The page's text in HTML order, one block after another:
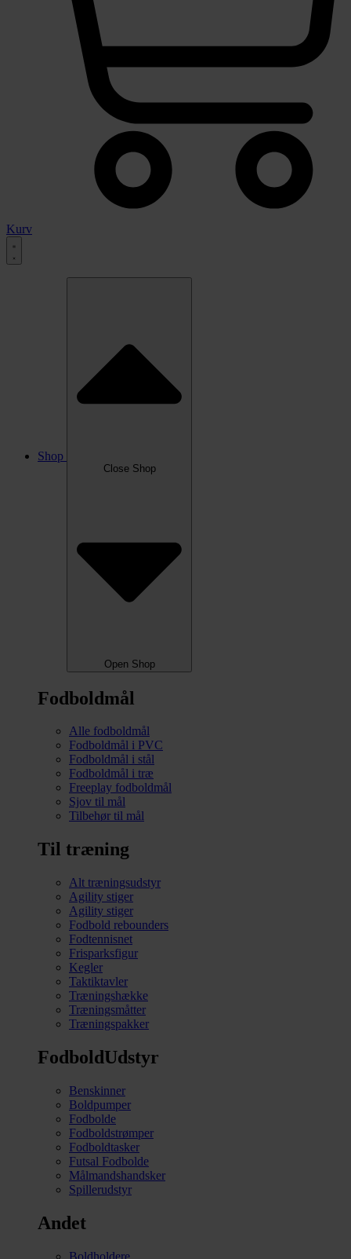
Kurv
Shop
Close Shop
Open Shop
Fodboldmål
Alle fodboldmål
Fodboldmål i PVC
Fodboldmål i stål
Fodboldmål i træ
Freeplay fodboldmål
Sjov til mål
Tilbehør til mål
Til træning
Alt træningsudstyr
Agility stiger
Agility stiger
Fodbold rebounders
Fodtennisnet
Frisparksfigur
Kegler
Taktiktavler
Træningshække
Træningsmåtter
Træningspakker
FodboldUdstyr
Benskinner
Boldpumper
Fodbolde
Fodboldstrømper
Fodboldtasker
Futsal Fodbolde
Målmandshandsker
Spillerudstyr
Andet
Boldholdere